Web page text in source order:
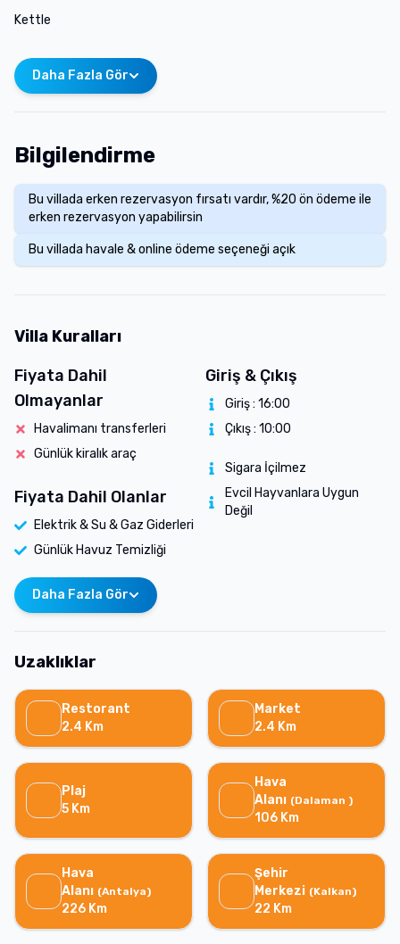
Kettle
Daha Fazla Gör
Bilgilendirme
Bu villada erken rezervasyon fırsatı vardır, %20 ön ödeme ile
erken rezervasyon yapabilirsin
Bu villada havale & online ödeme seçeneği açık
Villa Kuralları
Fiyata Dahil
Olmayanlar
Havalimanı transferleri
Günlük kiralık araç
Fiyata Dahil Olanlar
Elektrik & Su & Gaz Giderleri
Günlük Havuz Temizliği
Giriş & Çıkış
Giriş : 16:00
Çıkış : 10:00
Sigara İçilmez
Evcil Hayvanlara Uygun
Değil
Daha Fazla Gör
Uzaklıklar
Restorant
2.4 Km
Market
2.4 Km
Plaj
5 Km
Hava
Alanı (Dalaman )
106 Km
Hava
Alanı (Antalya)
226 Km
Şehir
Merkezi (Kalkan)
22 Km